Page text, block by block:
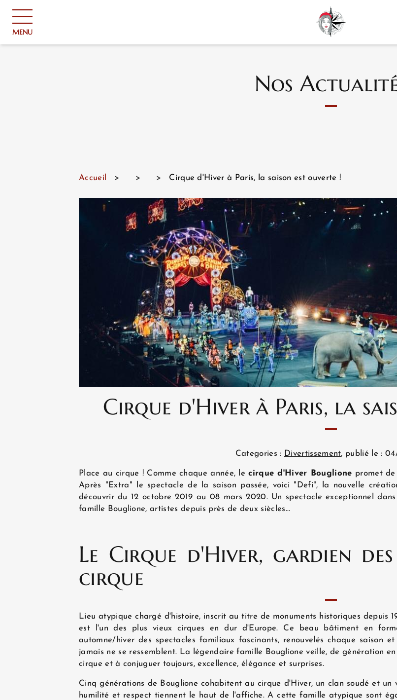
MENU
HÔTEL ET SERVICES
OFFRES EXCLUSIVES
SITUATION
Nos
Accueil > > > Cirque d'Hiver à Paris, la saison est ouverte !
Cirque d'Hiver à Paris, la
Categories : Divertissement, publié le :
Place au cirque ! Comme chaque année, lecirque d'Hiver Bouglione promet
Après "Extra" le spectacle de la saison passée, voici "Defi", la nouvelle
découvrir du 12 octobre 2019 au 08 mars 2020. Un spectacle exceptionnel
famille Bouglione, artistes depuis près de deux siècles...
Le Cirque d'Hiver, gardien
cirque
Lieu atypique chargé d'histoire, inscrit au titre de monuments historiques depuis
est l'un des plus vieux cirques en dur d'Europe. Ce beau bâtiment en
automne/hiver des spectacles familiaux fascinants, renouvelés chaque saison
jamais ne se ressemblent. La légendaire famille Bouglione veille, de génération
cirque et à conjuguer toujours, excellence, élégance et surprises.
Cinq générations de Bouglione cohabitent au cirque d'Hiver, un clan soudé et
humilité et respect tiennent le haut de l'affiche. A cette famille atypique sont